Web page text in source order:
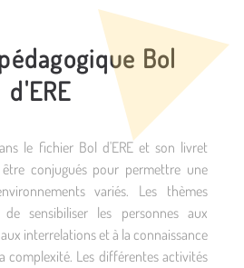
Bol
d'ERE
le fichier Bol d'ERE et son livret
conjugués pour permettre une
variés. Les thèmes
sensibiliser les personnes aux
interrelations et à la connaissance
complexité. Les différentes activités